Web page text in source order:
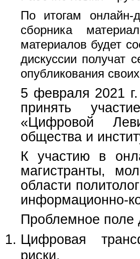
По итогам онлайн-
сборника
материалов будет
дискуссии получат
опубликования
5 февраля 2021
принять
«Цифровой
общества и
К участию в
магистранты,
области
информационно-
Проблемное поле
Цифровая
риски.